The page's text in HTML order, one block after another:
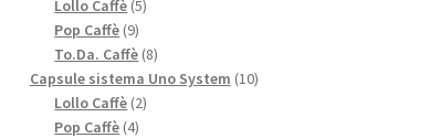
prodotti
Lollo Caffè 55
Pop Caffè 99
prodotti
To.Da. Caffè 88
prodotti
Capsule sistema Uno System 1010
Lollo Caffè 22
Pop Caffè 44